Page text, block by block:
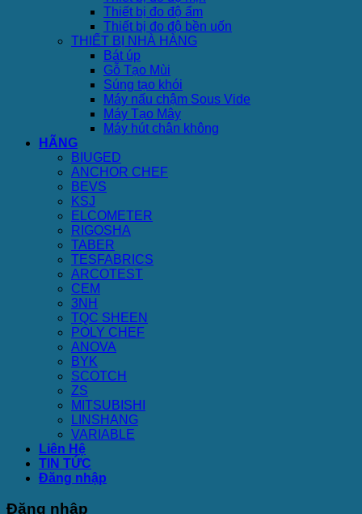
Thiết bị đo độ ẩm
Thiết bị đo độ bền uốn
THIẾT BỊ NHÀ HÀNG
Bát úp
Gỗ Tạo Mùi
Súng tạo khói
Máy nấu chậm Sous Vide
Máy Tạo Mây
Máy hút chân không
HÃNG
BIUGED
ANCHOR CHEF
BEVS
KSJ
ELCOMETER
RIGOSHA
TABER
TESFABRICS
ARCOTEST
CEM
3NH
TQC SHEEN
POLY CHEF
ANOVA
BYK
SCOTCH
ZS
MITSUBISHI
LINSHANG
VARIABLE
Liên Hệ
TIN TỨC
Đăng nhập
Đăng nhập